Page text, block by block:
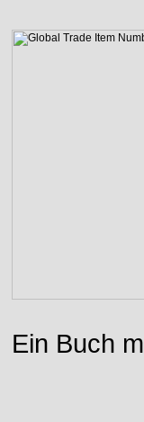
Ein Buch